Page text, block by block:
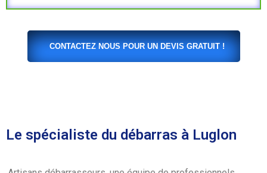
CONTACTEZ NOUS POUR UN DEVIS GRATUIT !
Le spécialiste du débarras à Luglon